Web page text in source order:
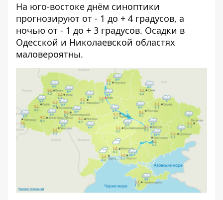
На юго-востоке днём синоптики
прогнозируют от - 1 до + 4 градусов, а
ночью от - 1 до + 3 градусов. Осадки в
Одесской и Николаевской областях
маловероятны.